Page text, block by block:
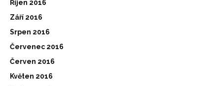
Říjen 2016
Září 2016
Srpen 2016
Červenec 2016
Červen 2016
Květen 2016